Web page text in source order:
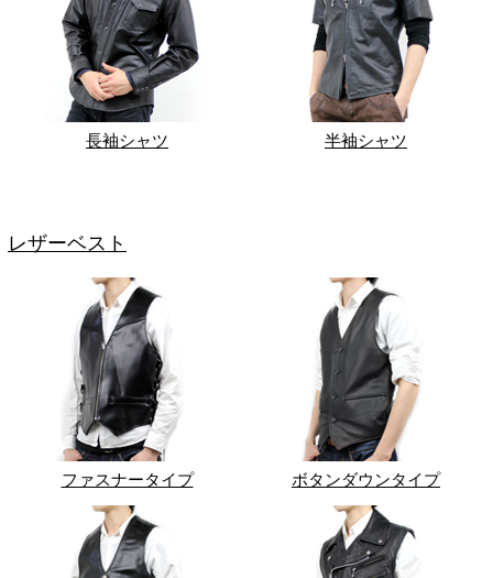
長袖シャツ 半袖シャツ
レザーベスト
ファスナータイプ ボタンダウンタイプ